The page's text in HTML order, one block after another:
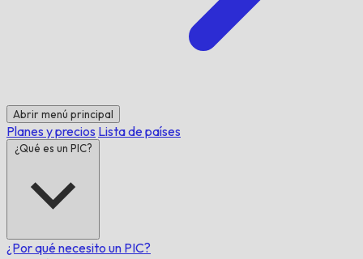
Abrir menú principal
Planes y precios Lista de países
¿Qué es un PIC?
¿Por qué necesito un PIC?